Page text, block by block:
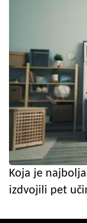
Koja je
izdvojili pet